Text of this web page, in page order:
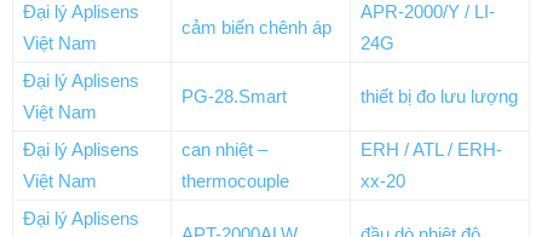
Đại lý Aplisens
Việt Nam
cảm biến chênh áp
APR-2000/Y / LI-
24G
Đại lý Aplisens
Việt Nam
PG-28.Smart thiết bị đo lưu lượng
Đại lý Aplisens
Việt Nam
can nhiệt –
thermocouple
ERH / ATL / ERH-
xx-20
Đại lý Aplisens